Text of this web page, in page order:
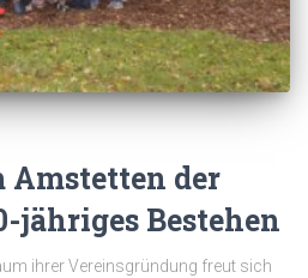
der
jähriges Bestehen
ihrer Vereinsgründung freut sich